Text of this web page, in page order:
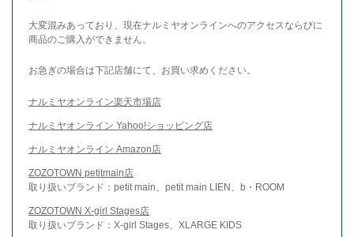
大変混みあっており、現在ナルミヤオンラインへのアクセスならびに
商品のご購入ができません。
お急ぎの場合は下記店舗にて、お買い求めください。
ナルミヤオンライン楽天市場店
ナルミヤオンライン Yahoo!ショッピング店
ナルミヤオンライン Amazon店
ZOZOTOWN petitmain店
取り扱いブランド：petit main、petit main LIEN、b・ROOM
ZOZOTOWN X-girl Stages店
取り扱いブランド：X-girl Stages、XLARGE KIDS